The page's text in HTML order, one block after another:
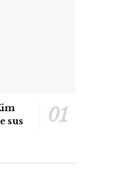
sus